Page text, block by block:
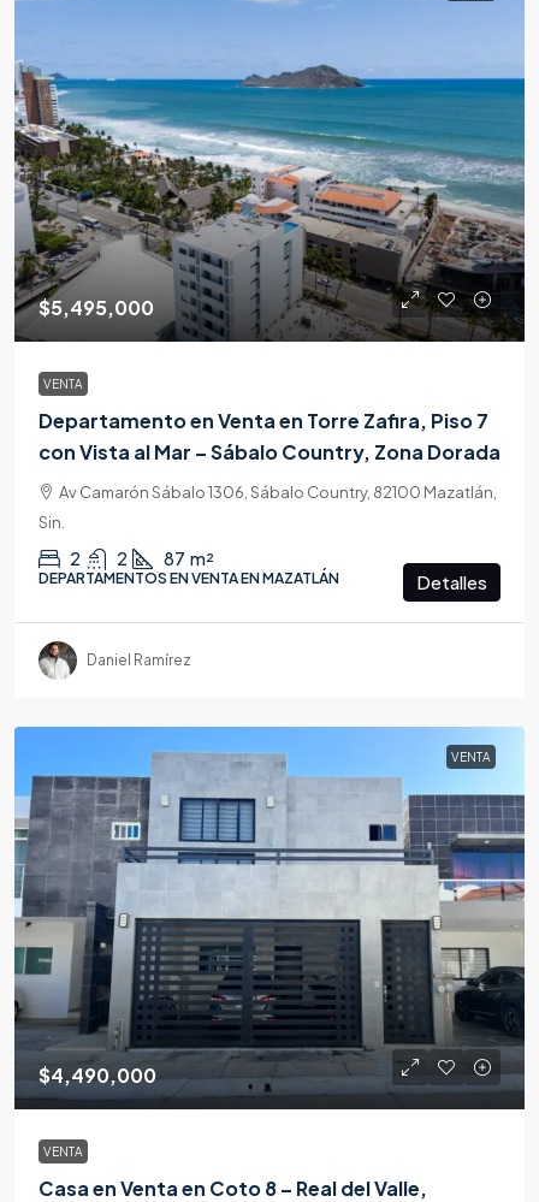
$5,495,000
VENTA
Departamento en Venta en Torre Zafira, Piso 7
con Vista al Mar – Sábalo Country, Zona Dorada
Av Camarón Sábalo 1306, Sábalo Country, 82100 Mazatlán,
Sin.
2 2 87 m²
DEPARTAMENTOS EN VENTA EN MAZATLÁN Detalles
Daniel Ramírez
VENTA
$4,490,000
VENTA
Casa en Venta en Coto 8 – Real del Valle,